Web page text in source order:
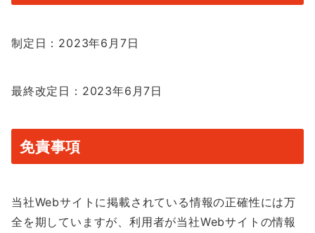
制定日：2023年6月7日
最終改定日：2023年6月7日
免責事項
当社Webサイトに掲載されている情報の正確性には万
全を期していますが、利用者が当社Webサイトの情報